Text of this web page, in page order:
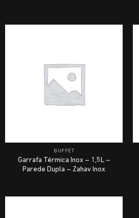
BUFFET
Garrafa Térmica Inox – 1,5L –
Parede Dupla – Zahav Inox